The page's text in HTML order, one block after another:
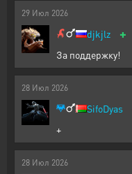
29 Июл 2026
djkjlz +
За поддержку!
28 Июл 2026
SifoDyas
+
28 Июл 2026